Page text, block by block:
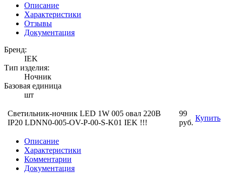
Описание
Характеристики
Отзывы
Документация
Бренд:
IEK
Тип изделия:
Ночник
Базовая единица
шт
Светильник-ночник LED 1W 005 овал 220В
IP20 LDNN0-005-OV-P-00-S-K01 IEK !!!
99
руб.
Купить
Описание
Характеристики
Комментарии
Документация